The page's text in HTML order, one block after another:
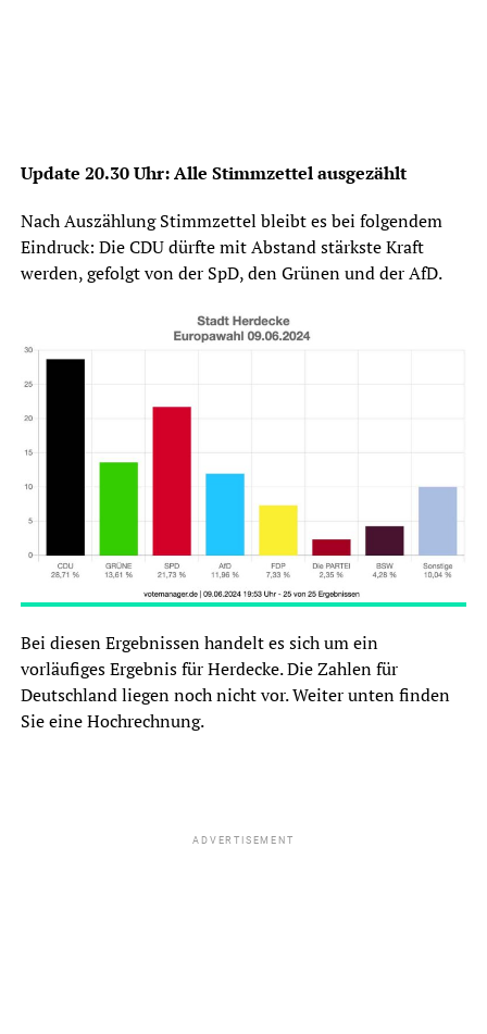
Update 20.30 Uhr: Alle Stimmzettel ausgezählt
Nach Auszählung Stimmzettel bleibt es bei folgendem
Eindruck: Die CDU dürfte mit Abstand stärkste Kraft
werden, gefolgt von der SpD, den Grünen und der AfD.
Bei diesen Ergebnissen handelt es sich um ein
vorläufiges Ergebnis für Herdecke. Die Zahlen für
Deutschland liegen noch nicht vor. Weiter unten finden
Sie eine Hochrechnung.
ADVERTISEMENT